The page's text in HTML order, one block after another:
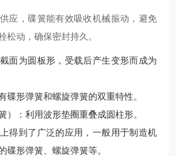
应，碟簧能有效吸收机械振动，避免
松动，确保密封持久。
面为圆板形，受载后产生变形而成为
碟形弹簧和螺旋弹簧的双重特性。
）：利用波形垫圈重叠成圆柱形。
得到了广泛的应用，一般用于制造机
碟形弹簧、螺旋弹簧等。